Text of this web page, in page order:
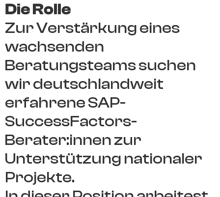
Die Rolle
Zur Verstärkung eines
wachsenden
Beratungsteams suchen
wir deutschlandweit
erfahrene SAP-
SuccessFactors-
Berater:innen zur
Unterstützung nationaler
Projekte.